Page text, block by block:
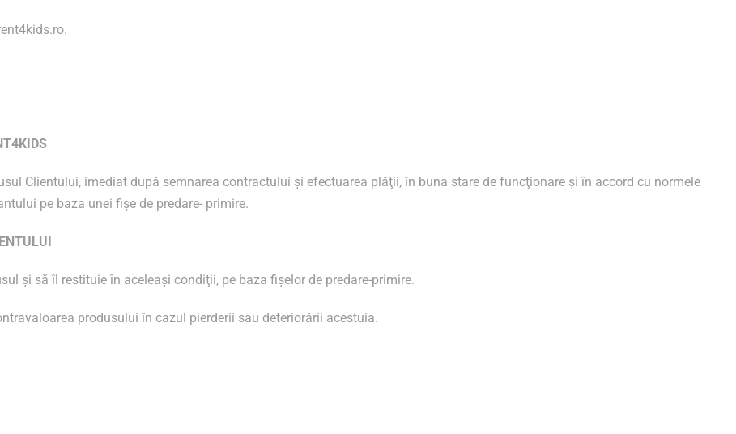
Clientului, imediat după semnarea contractului şi efectuarea plăţii, în buna stare de funcţionare şi în accord cu normele
pe baza unei fişe de predare- primire.
şi să îl restituie în aceleaşi condiţii, pe baza fişelor de predare-primire.
produsului în cazul pierderii sau deteriorării acestuia.